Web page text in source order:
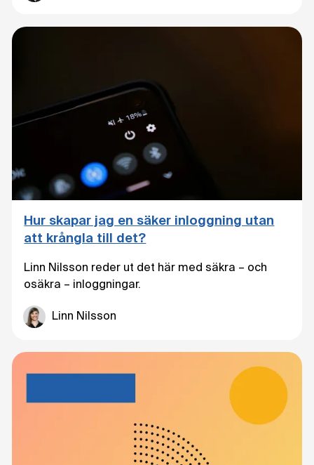
Hur skapar jag en säker inloggning utan
att krångla till det?
Linn Nilsson reder ut det här med säkra – och
osäkra – inloggningar.
Linn Nilsson